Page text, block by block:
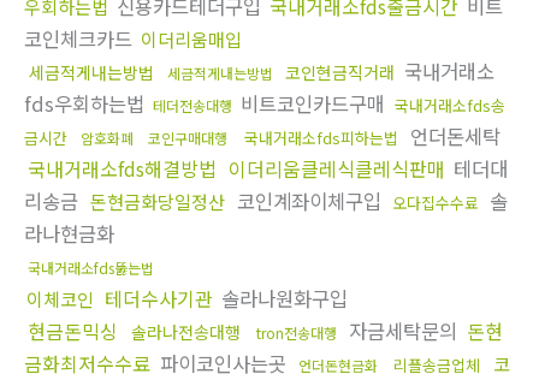
우회하는법 신용카드테더구입 국내거래소fds출금시간 비트
코인체크카드 이더리움매입
세금적게내는방법 세금적게내는방법 코인현금직거래 국내거래소
fds우회하는법 테더전송대행 비트코인카드구매 국내거래소fds송
금시간
암호화폐 코인구매대행 국내거래소fds피하는법
언더돈세탁
국내거래소fds해결방법 이더리움클레식클레식판매 테더대
리송금 돈현금화당일정산 코인계좌이체구입 오다집수수료 솔
라나현금화
국내거래소fds뚫는법
이체코인 테더수사기관 솔라나원화구입
현금돈믹싱
솔라나전송대행 tron전송대행 자금세탁문의 돈현
금화최저수수료 파이코인사는곳 언더돈현금화 리플송금업체
코